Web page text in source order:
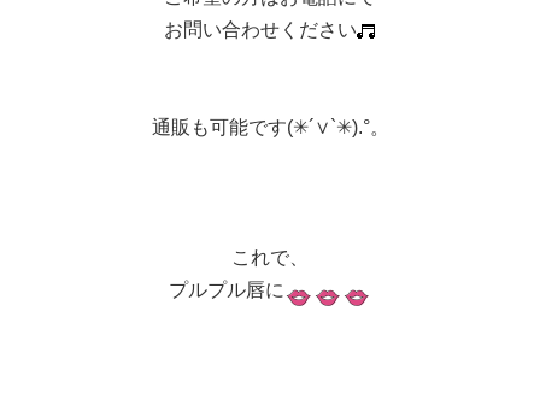
お問い合わせください
通販も可能です(✳︎´∨︎`✳︎).°。
これで、
プルプル唇に